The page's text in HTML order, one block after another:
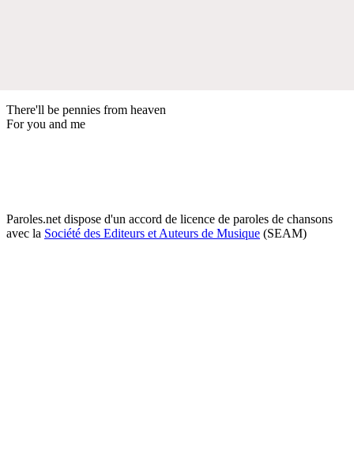
There'll be pennies from heaven
For you and me
Paroles.net dispose d'un accord de licence de paroles de chansons
avec la Société des Editeurs et Auteurs de Musique (SEAM)